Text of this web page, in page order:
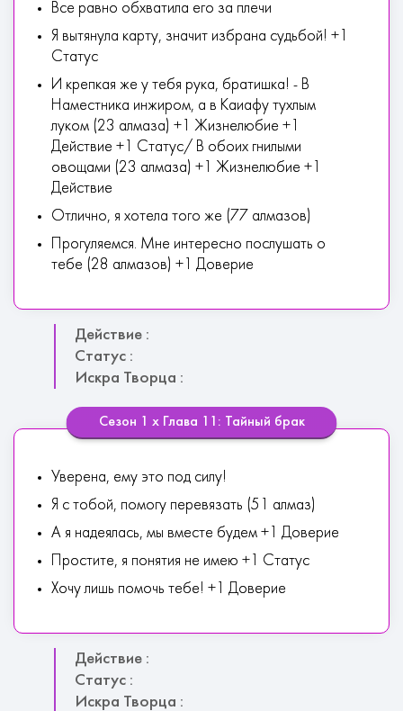
Все равно обхватила его за плечи
Я вытянула карту, значит избрана судьбой! +1
Статус
И крепкая же у тебя рука, братишка! - В
Наместника инжиром, а в Каиафу тухлым
луком (23 алмаза) +1 Жизнелюбие +1
Действие +1 Статус/ В обоих гнилыми
овощами (23 алмаза) +1 Жизнелюбие +1
Действие
Отлично, я хотела того же (77 алмазов)
Прогуляемся. Мне интересно послушать о
тебе (28 алмазов) +1 Доверие
Действие :
Статус :
Искра Творца :
Сезон 1 х Глава 11: Тайный брак
Уверена, ему это под силу!
Я с тобой, помогу перевязать (51 алмаз)
А я надеялась, мы вместе будем +1 Доверие
Простите, я понятия не имею +1 Статус
Хочу лишь помочь тебе! +1 Доверие
Действие :
Статус :
Искра Творца :